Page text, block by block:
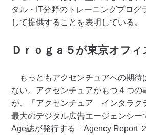
タル・IT分野のトレーニングプログ
して提供することを表明している。
Ｄｒｏｇａ５が東京オフィ
もっともアクセンチュアへの期待
ない。アクセンチュアがもつ４つの
が、「アクセンチュア インタラク
最大のデジタル広告エージェンシー
Age誌が発行する「Agency Report